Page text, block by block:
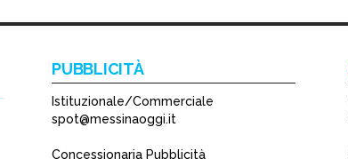
PUBBLICITÀ
Istituzionale/Commerciale
spot@messinaoggi.it
Concessionaria Pubblicità